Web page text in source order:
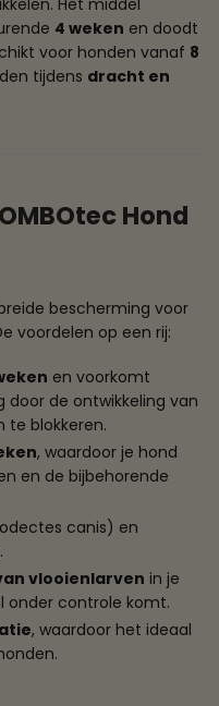
Het middel
4 weken en doodt
voor honden vanaf 8
tijdens dracht en
Hond
bescherming voor
voordelen op een rij:
en voorkomt
door de ontwikkeling van
te blokkeren.
, waardoor je hond
en de bijbehorende
canis) en
vlooienlarven in je
onder controle komt.
, waardoor het ideaal